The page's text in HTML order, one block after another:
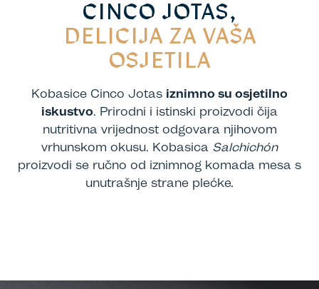
CINCO JOTAS,
DELICIJA ZA VAŠA
OSJETILA
Kobasice Cinco Jotas iznimno su osjetilno
iskustvo. Prirodni i istinski proizvodi čija
nutritivna vrijednost odgovara njihovom
vrhunskom okusu. Kobasica Salchichón
proizvodi se ručno od iznimnog komada mesa s
unutrašnje strane plećke.